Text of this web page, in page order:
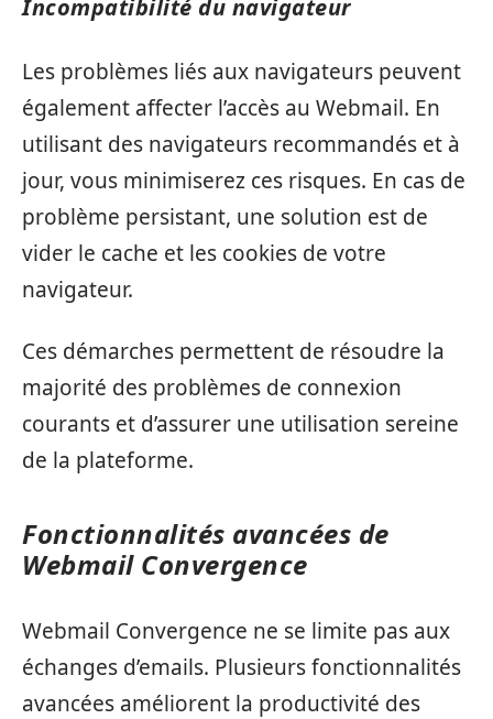
Incompatibilité du navigateur
Les problèmes liés aux navigateurs peuvent
également affecter l’accès au Webmail. En
utilisant des navigateurs recommandés et à
jour, vous minimiserez ces risques. En cas de
problème persistant, une solution est de
vider le cache et les cookies de votre
navigateur.
Ces démarches permettent de résoudre la
majorité des problèmes de connexion
courants et d’assurer une utilisation sereine
de la plateforme.
Fonctionnalités avancées de
Webmail Convergence
Webmail Convergence ne se limite pas aux
échanges d’emails. Plusieurs fonctionnalités
avancées améliorent la productivité des